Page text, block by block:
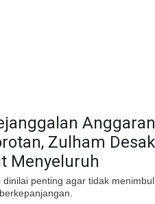
Zulham
Menyeluruh
dinilai penting agar tidak